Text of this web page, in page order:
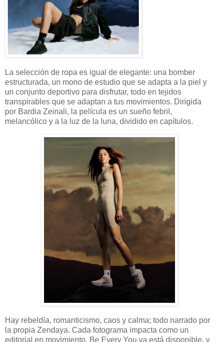
La selección de ropa es igual de elegante: una bomber
estructurada, un mono de estudio que se adapta a la piel y
un conjunto deportivo para disfrutar, todo en tejidos
transpirables que se adaptan a tus movimientos. Dirigida
por Bardia Zeinali, la película es un sueño febril,
melancólico y a la luz de la luna, dividido en capítulos.
Hay rebeldía, romanticismo, caos y calma; todo narrado por
la propia Zendaya. Cada fotograma impacta como un
editorial en movimiento. Be Every You ya está disponible, y